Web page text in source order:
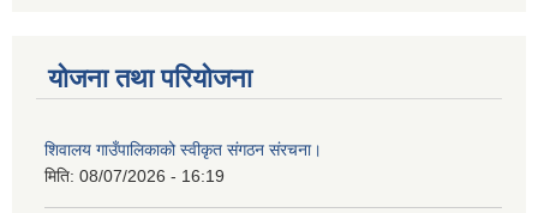
योजना तथा परियोजना
शिवालय गाउँपालिकाको स्वीकृत संगठन संरचना।
मिति: 08/07/2026 - 16:19